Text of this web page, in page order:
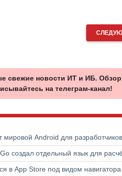
свежие новости ИТ и ИБ.
на телеграм-канал!
мировой Android для
создал отдельный язык для
в App Store под видом